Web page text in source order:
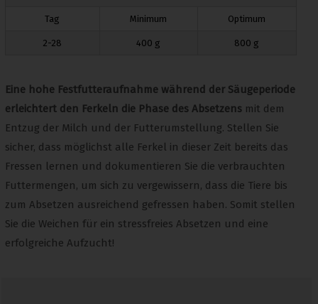
Tag Minimum Optimum
2-28 400 g 800 g
Eine hohe Festfutteraufnahme während der Säugeperiode
erleichtert den Ferkeln die Phase des Absetzensmit dem
Entzug der Milch und der Futterumstellung. Stellen Sie
sicher, dass möglichst alle Ferkel in dieser Zeit bereits das
Fressen lernen und dokumentieren Sie die verbrauchten
Futtermengen, um sich zu vergewissern, dass die Tiere bis
zum Absetzen ausreichend gefressen haben. Somit stellen
Sie die Weichen für ein stressfreies Absetzen und eine
erfolgreiche Aufzucht!